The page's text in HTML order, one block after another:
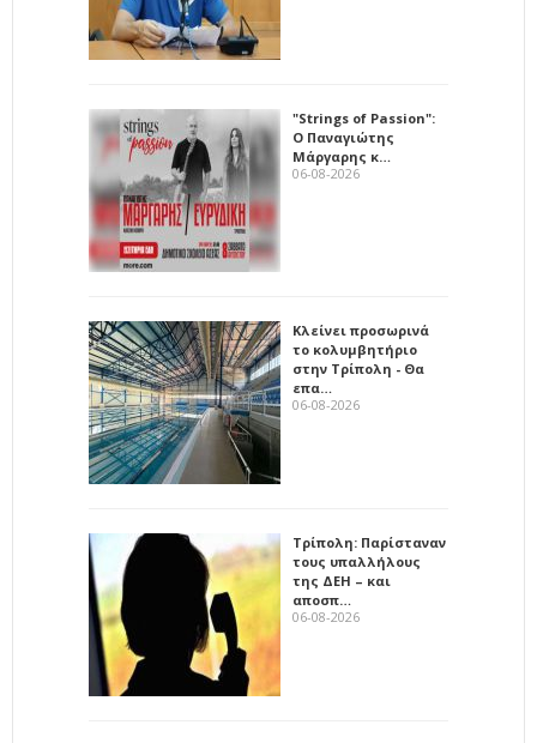
"Strings of Passion":
Ο Παναγιώτης
Μάργαρης κ…
06-08-2026
Κλείνει προσωρινά
το κολυμβητήριο
στην Τρίπολη - Θα
επα…
06-08-2026
Τρίπολη: Παρίσταναν
τους υπαλλήλους
της ΔΕΗ – και
αποσπ…
06-08-2026